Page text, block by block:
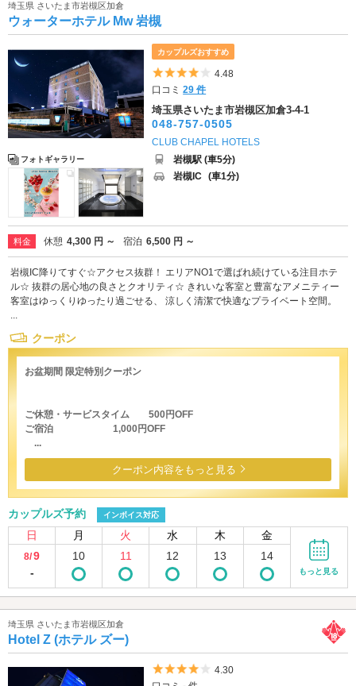
埼玉県 さいたま市岩槻区加倉
ウォーターホテル Mw 岩槻
フォトギャラリー
カップルズおすすめ
5つ星のうち4
4.48
口コミ29 件
埼玉県さいたま市岩槻区加倉3-4-1
048-757-0505
CLUB CHAPEL HOTELS
岩槻駅 (車5分)
岩槻IC (車1分)
料金 休憩 4,300 円 ～ 宿泊 6,500 円 ～
岩槻IC降りてすぐ☆アクセス抜群！ エリアNO1で選ばれ続けている注目ホテ
ル☆ 抜群の居心地の良さとクオリティ☆ きれいな客室と豊富なアメニティー
客室はゆっくりゆったり過ごせる、 涼しく清潔で快適なプライベート空間。
クーポン
お盆期間 限定特別クーポン
ご休憩・サービスタイム 500円OFF
ご宿泊 1,000円OFF
...
クーポン内容をもっと見る
カップルズ予約 インボイス対応
日 月 火 水 木 金
8/9
-
10 11 12 13 14
もっと見る
埼玉県 さいたま市岩槻区加倉
Hotel Z (ホテル ズー)
5つ星のうち4
4.30